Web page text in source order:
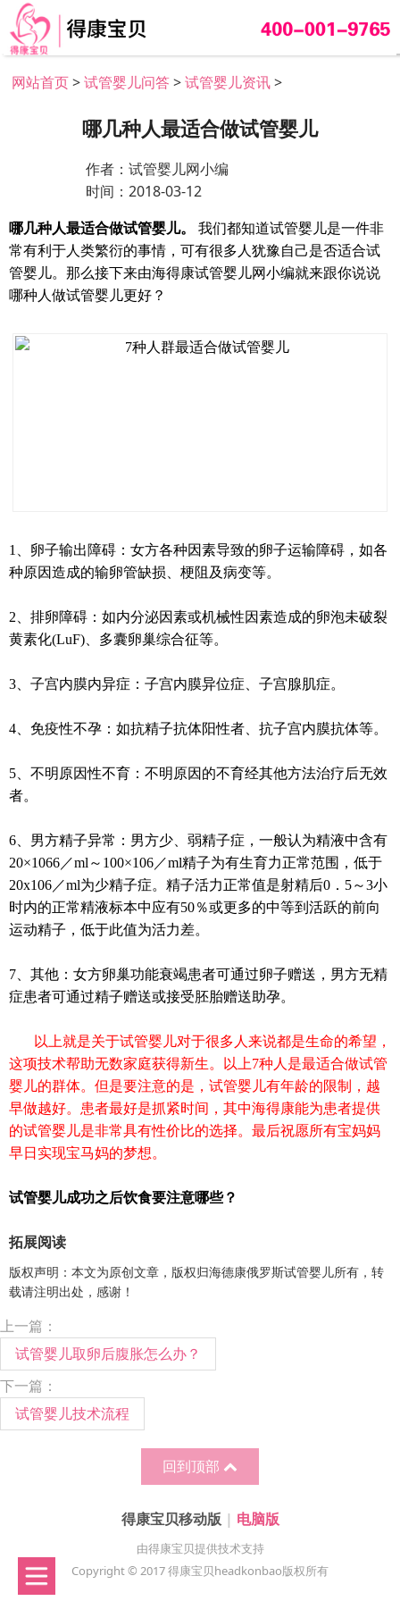
网站首页>试管婴儿问答>试管婴儿资讯>
哪几种人最适合做试管婴儿
作者：试管婴儿网小编
时间：2018-03-12
哪几种人最适合做试管婴儿。
我们都知道试管婴儿是一件非
常有利于人类繁衍的事情，可有很多人犹豫自己是否适合试
管婴儿。那么接下来由海得康试管婴儿网小编就来跟你说说
哪种人做试管婴儿更好？
1、卵子输出障碍：女方各种因素导致的卵子运输障碍，如各
种原因造成的输卵管缺损、梗阻及病变等。
2、排卵障碍：如内分泌因素或机械性因素造成的卵泡未破裂
黄素化(LuF)、多囊卵巢综合征等。
3、子宫内膜内异症：子宫内膜异位症、子宫腺肌症。
4、免疫性不孕：如抗精子抗体阳性者、抗子宫内膜抗体等。
5、不明原因性不育：不明原因的不育经其他方法治疗后无效
者。
6、男方精子异常：男方少、弱精子症，一般认为精液中含有
20×1066／ml～100×106／ml精子为有生育力正常范围，低于
20x106／ml为少精子症。精子活力正常值是射精后0．5～3小
时内的正常精液标本中应有50％或更多的中等到活跃的前向
运动精子，低于此值为活力差。
7、其他：女方卵巢功能衰竭患者可通过卵子赠送，男方无精
症患者可通过精子赠送或接受胚胎赠送助孕。
以上就是关于试管婴儿对于很多人来说都是生命的希望，
这项技术帮助无数家庭获得新生。以上7种人是最适合做试管
婴儿的群体。但是要注意的是，试管婴儿有年龄的限制，越
早做越好。患者最好是抓紧时间，其中海得康能为患者提供
的试管婴儿是非常具有性价比的选择。最后祝愿所有宝妈妈
早日实现宝马妈的梦想。
试管婴儿成功之后饮食要注意哪些？
拓展阅读
版权声明：本文为原创文章，版权归海德康俄罗斯试管婴儿所有，转
载请注明出处，感谢！
上一篇：
试管婴儿取卵后腹胀怎么办？
下一篇：
试管婴儿技术流程
回到顶部
得康宝贝移动版 | 电脑版
由得康宝贝提供技术支持
Copyright © 2017 得康宝贝headkonbao版权所有